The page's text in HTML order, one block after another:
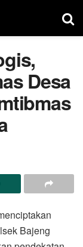
Desa
Bajeng